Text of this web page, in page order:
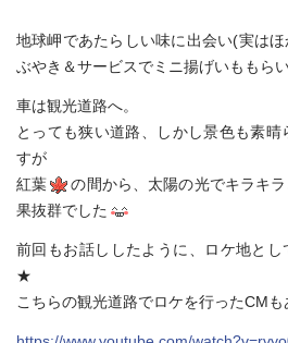
地球岬であたらしい味に出会い(実は
ぶやき＆サービスでミニ揚げいももら
車は観光道路へ。
とっても狭い道路、しかし景色も素
すが
紅葉
の間から、太陽の光でキラキ
果抜群でした
前回もお話ししたように、ロケ地と
★
こちらの観光道路でロケを行ったCMも